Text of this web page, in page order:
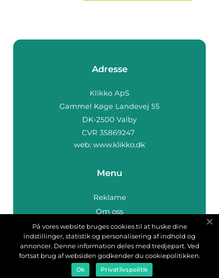
Adresse
web: www.klikko.dk
Menu
Reklame
Om oss
Cookies
Kontakt Oss
Sitemap
På vores website bruges cookies til at huske dine
indstillinger, statistik og personalisering af indhold og
annoncer. Denne information deles med tredjepart. Ved
fortsat brug af websiden godkender du cookiepolitikken.
Ok Privatlivspolitik